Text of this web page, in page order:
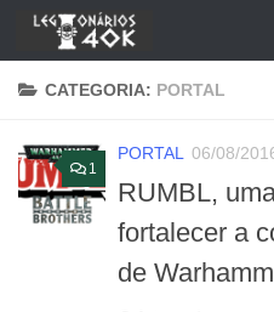
Skip to content
CATEGORIA: PORTAL
1
PORTAL 06/08/
RUMBL,
fortalecer a
de